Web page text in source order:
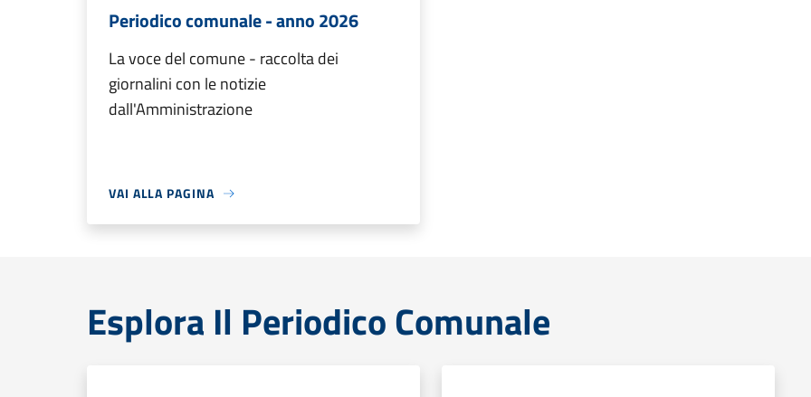
Periodico comunale - anno 2026
La voce del comune - raccolta dei
giornalini con le notizie
dall'Amministrazione
VAI ALLA PAGINA
Esplora Il Periodico Comunale